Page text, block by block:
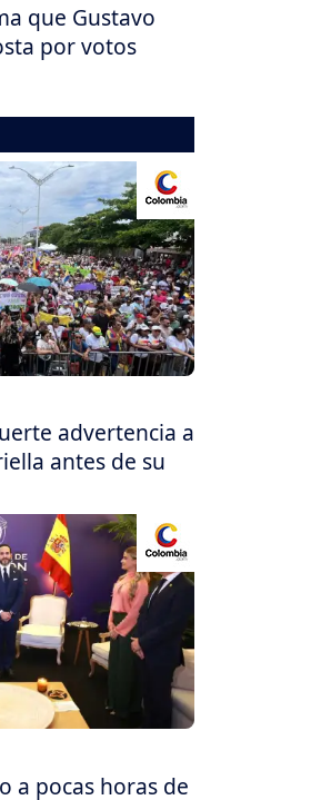
que Gustavo
por votos
advertencia a
antes de su
a pocas horas de